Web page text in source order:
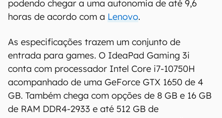
podendo chegar a uma autonomia de até 9,6
horas de acordo com a Lenovo.
As especificações trazem um conjunto de
entrada para games. O IdeaPad Gaming 3i
conta com processador Intel Core i7-10750H
acompanhado de uma GeForce GTX 1650 de 4
GB. Também chega com opções de 8 GB e 16 GB
de RAM DDR4-2933 e até 512 GB de